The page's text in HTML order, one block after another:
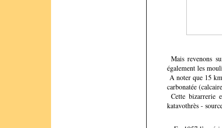
Mais revenons
également les
A noter que 15
carbonatée
Cette bizarrerie
katavothrès -